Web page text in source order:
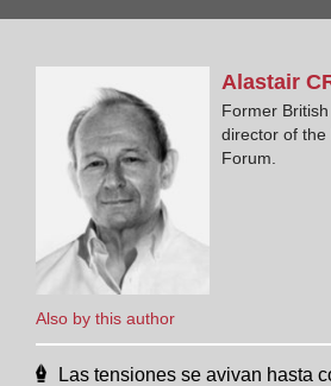
Also by this author
Alastair
Former
director of the
Forum.
Las tensiones se avivan hasta